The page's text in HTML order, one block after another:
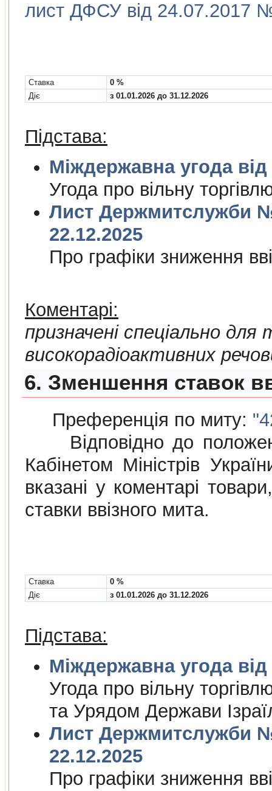
лист ДФСУ від 24.07.2017
Cтавка
0 %
Діє
з 01.01.2026 до 31.12.2026
Підстава:
Угода про вiльну
Лист Держмитслужби №
22.12.2025
Про графiки зниження
Коментарі:
призначені спеціально
високорадіоактивних
6. Зменшення ставок
Преференція по миту:
Відповідно до
Кабінетом Міністрів
вказані у коментарі
ставки ввізного мита.
Cтавка
0 %
Діє
з 01.01.2026 до 31.12.2026
Підстава:
Угода про вiльну
та Урядом Держави
Лист Держмитслужби №
22.12.2025
Про графiки зниження